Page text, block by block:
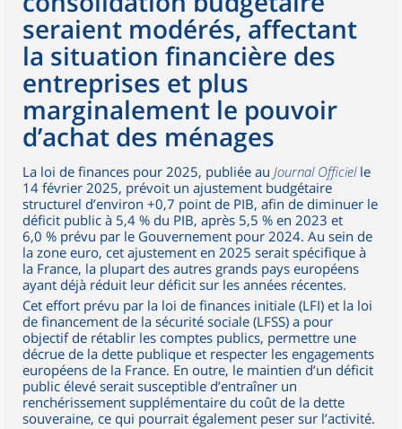
seraient modérés, affectant
la situation financière des
entreprises et plus
marginalement le pouvoir
d’achat des ménages
La loi de finances pour 2025, publiée au Journal Officielle
14 février 2025, prévoit un ajustement budgétaire
structurel d’environ +0,7 point de PIB, afin de diminuer le
déficit public à 5,4 % du PIB, après 5,5 % en 2023 et
6,0 % prévu par le Gouvernement pour 2024. Au sein de
la zone euro, cet ajustement en 2025 serait spécifique à
la France, la plupart des autres grands pays européens
ayant déjà réduit leur déficit sur les années récentes.
Cet effort prévu par la loi de finances initiale (LFI) et la loi
de financement de la sécurité sociale (LFSS) a pour
objectif de rétablir les comptes publics, permettre une
décrue de la dette publique et respecter les engagements
européens de la France. En outre, le maintien d’un déficit
public élevé serait susceptible d’entraîner un
renchérissement supplémentaire du coût de la dette
souveraine, ce qui pourrait également peser sur l’activité.